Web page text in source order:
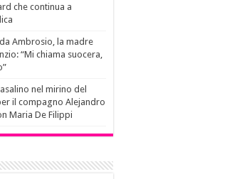
che continua a
Ambrosio, la madre
“Mi chiama suocera,
nel mirino del
il compagno Alejandro
Maria De Filippi